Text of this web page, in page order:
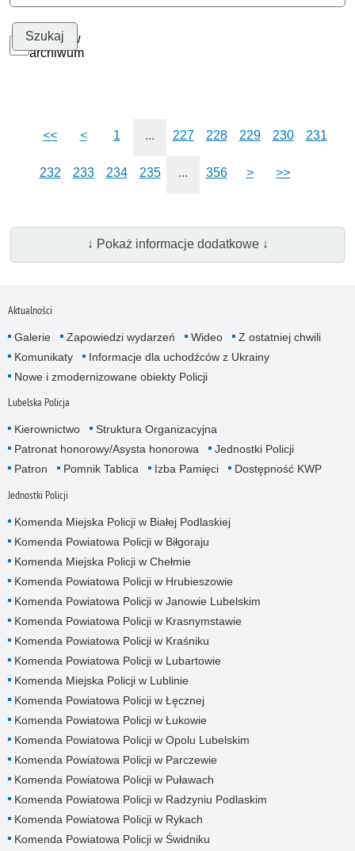
Szukaj w
archiwum
<< < 1 ... 227 228 229 230 231
232 233 234 235 ... 356 > >>
↓ Pokaż informacje dodatkowe ↓
Aktualności
Galerie Zapowiedzi wydarzeń Wideo
Z ostatniej chwili
Komunikaty
Informacje dla uchodźców z Ukrainy
Nowe i zmodernizowane obiekty Policji
Lubelska Policja
Kierownictwo
Struktura Organizacyjna
Patronat honorowy/Asysta honorowa
Jednostki Policji
Patron
Pomnik Tablica Izba Pamięci Dostępność KWP
Jednostki Policji
Komenda Miejska Policji w Białej Podlaskiej
Komenda Powiatowa Policji w Biłgoraju
Komenda Miejska Policji w Chełmie
Komenda Powiatowa Policji w Hrubieszowie
Komenda Powiatowa Policji w Janowie Lubelskim
Komenda Powiatowa Policji w Krasnymstawie
Komenda Powiatowa Policji w Kraśniku
Komenda Powiatowa Policji w Lubartowie
Komenda Miejska Policji w Lublinie
Komenda Powiatowa Policji w Łęcznej
Komenda Powiatowa Policji w Łukowie
Komenda Powiatowa Policji w Opolu Lubelskim
Komenda Powiatowa Policji w Parczewie
Komenda Powiatowa Policji w Puławach
Komenda Powiatowa Policji w Radzyniu Podlaskim
Komenda Powiatowa Policji w Rykach
Komenda Powiatowa Policji w Świdniku